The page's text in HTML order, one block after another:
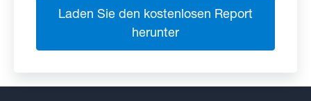
Laden Sie den kostenlosen Report
herunter